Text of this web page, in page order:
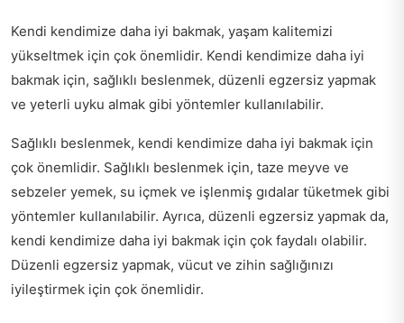
Kendi kendimize daha iyi bakmak, yaşam kalitemizi
yükseltmek için çok önemlidir. Kendi kendimize daha iyi
bakmak için, sağlıklı beslenmek, düzenli egzersiz yapmak
ve yeterli uyku almak gibi yöntemler kullanılabilir.
Sağlıklı beslenmek, kendi kendimize daha iyi bakmak için
çok önemlidir. Sağlıklı beslenmek için, taze meyve ve
sebzeler yemek, su içmek ve işlenmiş gıdalar tüketmek gibi
yöntemler kullanılabilir. Ayrıca, düzenli egzersiz yapmak da,
kendi kendimize daha iyi bakmak için çok faydalı olabilir.
Düzenli egzersiz yapmak, vücut ve zihin sağlığınızı
iyileştirmek için çok önemlidir.